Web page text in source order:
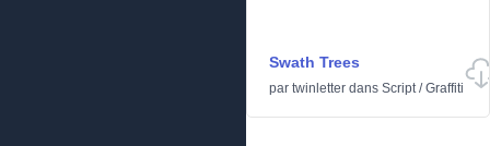
Swath Trees
par twinletter dans Script/Graffiti